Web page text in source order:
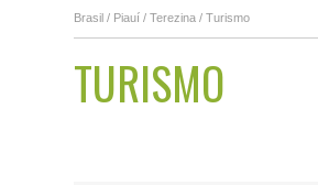
Brasil / Piauí / Terezina / Turismo
TURISMO